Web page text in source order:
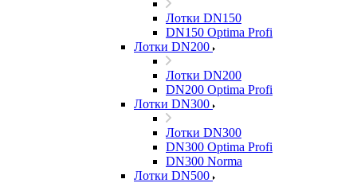
Лотки DN150
DN150 Optima Profi
Лотки DN200
Лотки DN200
DN200 Optima Profi
Лотки DN300
Лотки DN300
DN300 Optima Profi
DN300 Norma
Лотки DN500